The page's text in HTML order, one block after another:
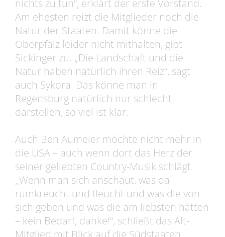
nichts zu tun“, erklärt der erste Vorstand.
Am ehesten reizt die Mitglieder noch die
Natur der Staaten. Damit könne die
Oberpfalz leider nicht mithalten, gibt
Sickinger zu. „Die Landschaft und die
Natur haben natürlich ihren Reiz“, sagt
auch Sykora. Das könne man in
Regensburg natürlich nur schlecht
darstellen, so viel ist klar.
Auch Ben Aumeier möchte nicht mehr in
die USA – auch wenn dort das Herz der
seiner geliebten Country-Musik schlägt.
„Wenn man sich anschaut, was da
rumkreucht und fleucht und was die von
sich geben und was die am liebsten hätten
– kein Bedarf, danke!“, schließt das Alt-